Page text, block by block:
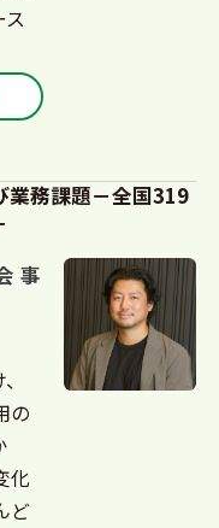
町村への中長期職
和８年度から現
活用した公金収納
業務課題－全国319
事
の
化
ど